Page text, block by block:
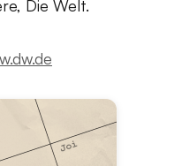
Die Welt.